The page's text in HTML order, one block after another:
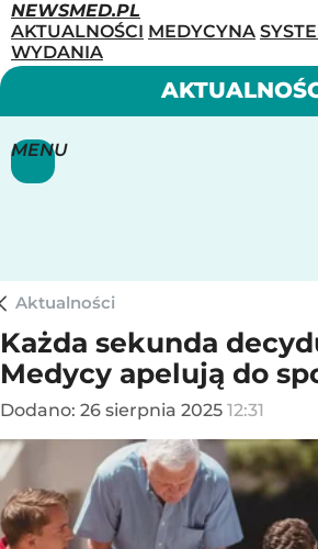
NEWSMED.PL
AKTUALNOŚCI MEDYCYNA
WYDANIA
MENU
Aktualności
Każda sekunda
Medycy apelują do
Dodano: 26 sierpnia 2025 12:31